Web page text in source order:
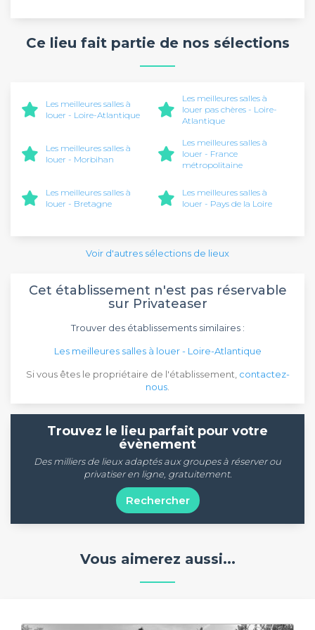
Ce lieu fait partie de nos sélections
Les meilleures salles à
louer - Loire-Atlantique
Les meilleures salles à
louer pas chères - Loire-
Atlantique
Les meilleures salles à
louer - Morbihan
Les meilleures salles à
louer - France
métropolitaine
Les meilleures salles à
louer - Bretagne
Les meilleures salles à
louer - Pays de la Loire
Voir d'autres sélections de lieux
Cet établissement n'est pas réservable
sur Privateaser
Trouver des établissements similaires :
Les meilleures salles à louer - Loire-Atlantique
Si vous êtes le propriétaire de l'établissement, contactez-
nous
Trouvez le lieu parfait pour votre
évènement
Des milliers de lieux adaptés aux groupes à réserver ou
privatiser en ligne, gratuitement.
Rechercher
Vous aimerez aussi...